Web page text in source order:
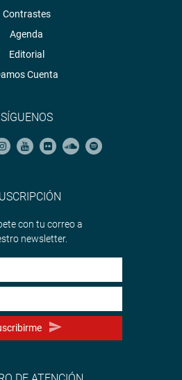
Contrastes
Agenda
Editorial
Cuenta
SÍGUENOS
con tu correo a
newsletter.